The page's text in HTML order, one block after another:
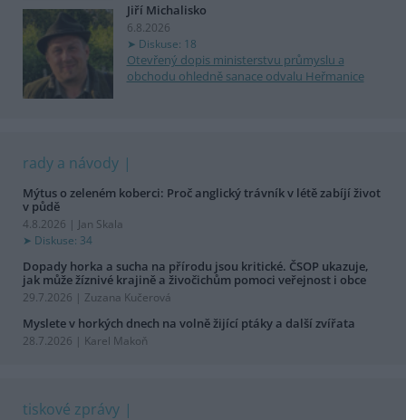
Jiří Michalisko
6.8.2026
Diskuse: 18
Otevřený dopis ministerstvu průmyslu a
obchodu ohledně sanace odvalu Heřmanice
rady a návody
Mýtus o zeleném koberci: Proč anglický trávník v létě zabíjí život
v půdě
4.8.2026 | Jan Skala
Diskuse: 34
Dopady horka a sucha na přírodu jsou kritické. ČSOP ukazuje,
jak může žíznivé krajině a živočichům pomoci veřejnost i obce
29.7.2026 | Zuzana Kučerová
Myslete v horkých dnech na volně žijící ptáky a další zvířata
28.7.2026 | Karel Makoň
tiskové zprávy